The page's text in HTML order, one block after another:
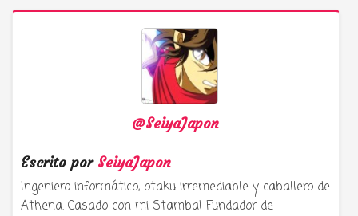
@SeiyaJapon
Escrito por SeiyaJapon
Ingeniero informático, otaku irremediable y caballero de
Athena. Casado con mi Stamba! Fundador de